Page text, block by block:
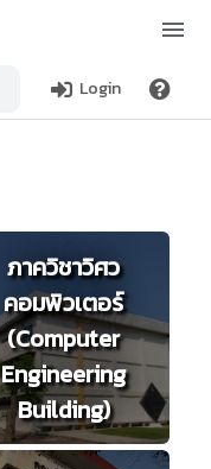
Login
ภาควิชาวิศว
คอมพิวเตอร์
(Computer
Engineering
Building)